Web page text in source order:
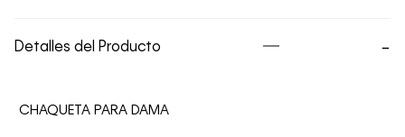
Detalles del Producto
CHAQUETA PARA DAMA